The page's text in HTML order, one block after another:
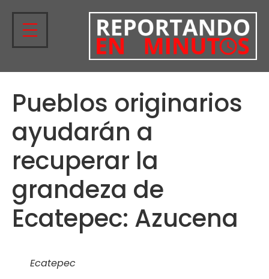
Pueblos originarios
ayudarán a
recuperar la
grandeza de
Ecatepec: Azucena
Ecatepec